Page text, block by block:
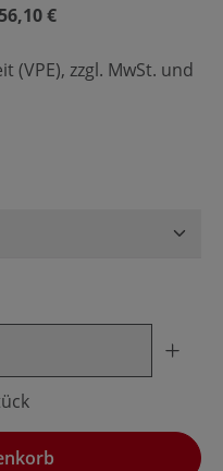
56,10 €
(VPE), zzgl. MwSt. und